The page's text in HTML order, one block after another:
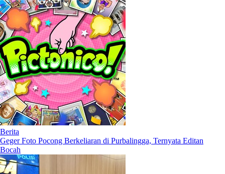
Berita
Geger Foto Pocong Berkeliaran di Purbalingga, Ternyata Editan
Bocah